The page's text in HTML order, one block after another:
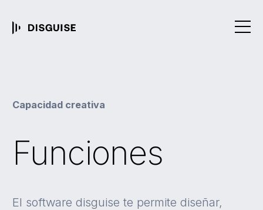
Capacidad creativa
Funciones
El software disguise te permite diseñar,